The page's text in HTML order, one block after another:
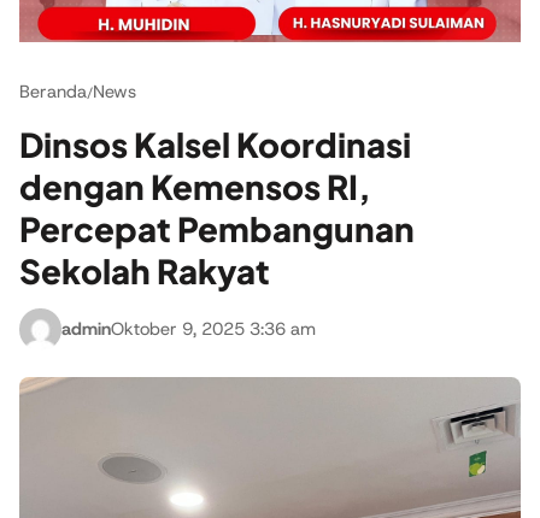
Beranda/News
Dinsos Kalsel Koordinasi
dengan Kemensos RI,
Percepat Pembangunan
Sekolah Rakyat
adminOktober 9, 2025 3:36 am